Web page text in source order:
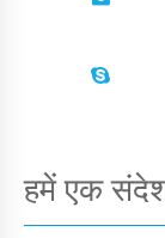
हमें एक